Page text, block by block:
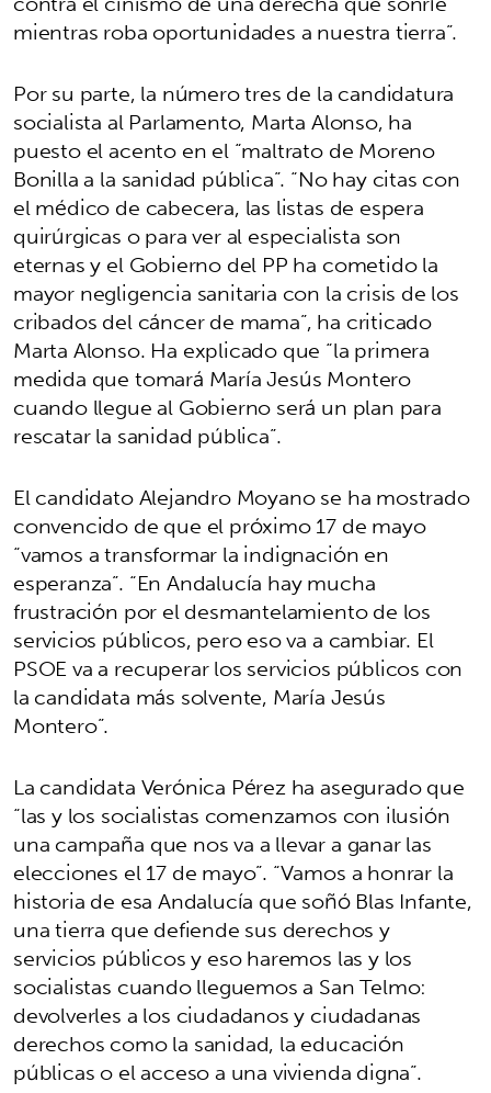
mientras roba oportunidades a nuestra tierra”.
Por su parte, la número tres de la candidatura
socialista al Parlamento, Marta Alonso, ha
puesto el acento en el “maltrato de Moreno
Bonilla a la sanidad pública”. “No hay citas con
el médico de cabecera, las listas de espera
quirúrgicas o para ver al especialista son
eternas y el Gobierno del PP ha cometido la
mayor negligencia sanitaria con la crisis de los
cribados del cáncer de mama”, ha criticado
Marta Alonso. Ha explicado que “la primera
medida que tomará María Jesús Montero
cuando llegue al Gobierno será un plan para
rescatar la sanidad pública”.
El candidato Alejandro Moyano se ha mostrado
convencido de que el próximo 17 de mayo
“vamos a transformar la indignación en
esperanza”. “En Andalucía hay mucha
frustración por el desmantelamiento de los
servicios públicos, pero eso va a cambiar. El
PSOE va a recuperar los servicios públicos con
la candidata más solvente, María Jesús
Montero”.
La candidata Verónica Pérez ha asegurado que
“las y los socialistas comenzamos con ilusión
una campaña que nos va a llevar a ganar las
elecciones el 17 de mayo”. “Vamos a honrar la
historia de esa Andalucía que soñó Blas Infante,
una tierra que defiende sus derechos y
servicios públicos y eso haremos las y los
socialistas cuando lleguemos a San Telmo:
devolverles a los ciudadanos y ciudadanas
derechos como la sanidad, la educación
públicas o el acceso a una vivienda digna”.